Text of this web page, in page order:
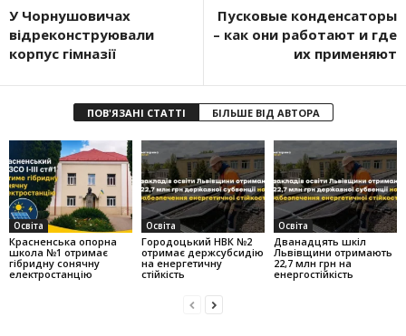
У Чорнушовичах
відреконструювали
корпус гімназії
Пусковые конденсаторы
– как они работают и где
их применяют
ПОВ'ЯЗАНІ СТАТТІ БІЛЬШЕ ВІД АВТОРА
Освіта
Красненська опорна
школа №1 отримає
гібридну сонячну
електростанцію
Освіта
Городоцький НВК №2
отримає держсубсидію
на енергетичну
стійкість
Освіта
Дванадцять шкіл
Львівщини отримають
22,7 млн грн на
енергостійкість